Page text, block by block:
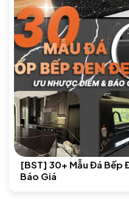
[BST] 30+ Mẫu Đá Bếp
Báo Giá